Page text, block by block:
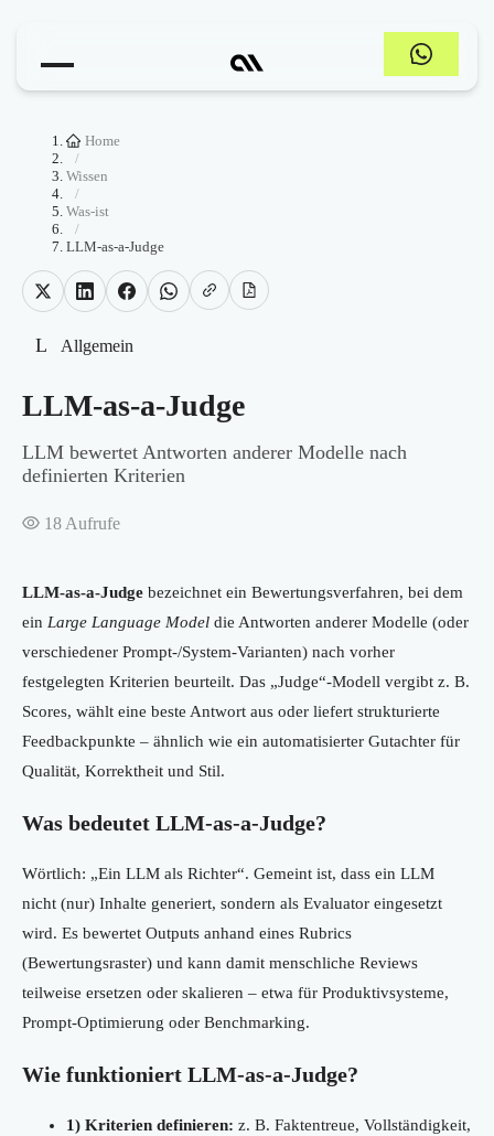
Home
/
Wissen
/
Was-ist
/
LLM-as-a-Judge
L Allgemein
LLM-as-a-Judge
LLM bewertet Antworten anderer Modelle nach
definierten Kriterien
18 Aufrufe
LLM-as-a-Judge bezeichnet ein Bewertungsverfahren, bei dem
ein Large Language Model die Antworten anderer Modelle (oder
verschiedener Prompt-/System-Varianten) nach vorher
festgelegten Kriterien beurteilt. Das „Judge“-Modell vergibt z. B.
Scores, wählt eine beste Antwort aus oder liefert strukturierte
Feedbackpunkte – ähnlich wie ein automatisierter Gutachter für
Qualität, Korrektheit und Stil.
Was bedeutet LLM-as-a-Judge?
Wörtlich: „Ein LLM als Richter“. Gemeint ist, dass ein LLM
nicht (nur) Inhalte generiert, sondern als Evaluator eingesetzt
wird. Es bewertet Outputs anhand eines Rubrics
(Bewertungsraster) und kann damit menschliche Reviews
teilweise ersetzen oder skalieren – etwa für Produktivsysteme,
Prompt-Optimierung oder Benchmarking.
Wie funktioniert LLM-as-a-Judge?
1) Kriterien definieren: z. B. Faktentreue, Vollständigkeit,